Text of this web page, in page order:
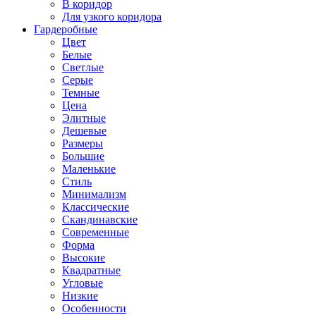
В коридор
Для узкого коридора
Гардеробные
Цвет
Белые
Светлые
Серые
Темные
Цена
Элитные
Дешевые
Размеры
Большие
Маленькие
Стиль
Минимализм
Классические
Скандинавские
Современные
Форма
Высокие
Квадратные
Угловые
Низкие
Особенности